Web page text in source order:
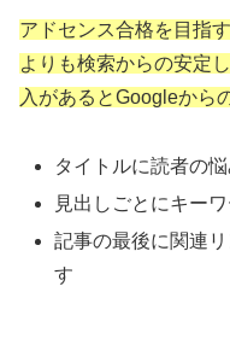
アドセンス合格を目指
よりも検索からの安定
入があるとGoogleから
タイトルに読者の
見出しごとにキー
記事の最後に関連
す